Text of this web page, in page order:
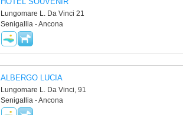
Lungomare L. Da Vinci 21
Senigallia - Ancona
ALBERGO LUCIA
Lungomare L. Da Vinci, 91
Senigallia - Ancona